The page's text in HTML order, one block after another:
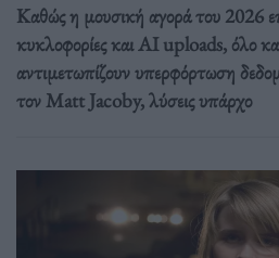
Καθώς η μουσική αγορά του 2026
κυκλοφορίες και AI uploads, όλο και
αντιμετωπίζουν υπερφόρτωση
τον Matt Jacoby, λύσεις υπάρχο